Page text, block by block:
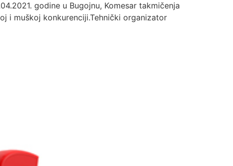
godine u Bugojnu, Komesar takmičenja
i muškoj konkurenciji.Tehnički organizator